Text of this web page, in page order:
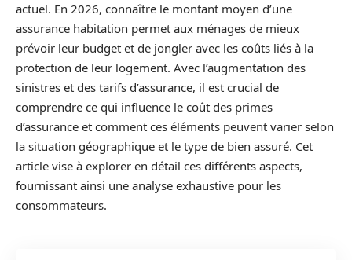
actuel. En 2026, connaître le montant moyen d’une
assurance habitation permet aux ménages de mieux
prévoir leur budget et de jongler avec les coûts liés à la
protection de leur logement. Avec l’augmentation des
sinistres et des tarifs d’assurance, il est crucial de
comprendre ce qui influence le coût des primes
d’assurance et comment ces éléments peuvent varier selon
la situation géographique et le type de bien assuré. Cet
article vise à explorer en détail ces différents aspects,
fournissant ainsi une analyse exhaustive pour les
consommateurs.